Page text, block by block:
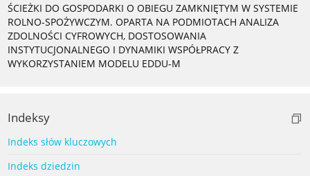
ŚCIEŻKI DO GOSPODARKI O OBIEGU ZAMKNIĘTYM W SYSTEMIE
ROLNO-SPOŻYWCZYM. OPARTA NA PODMIOTACH ANALIZA
ZDOLNOŚCI CYFROWYCH, DOSTOSOWANIA
INSTYTUCJONALNEGO I DYNAMIKI WSPÓŁPRACY Z
WYKORZYSTANIEM MODELU EDDU-M
Indeksy
Indeks słów kluczowych
Indeks dziedzin